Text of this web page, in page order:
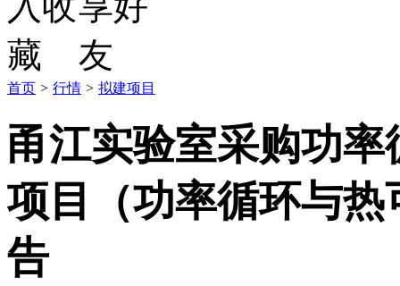
首页 > 行情 > 拟建项目
甬江实验室采购功
项目（功率循环与
告